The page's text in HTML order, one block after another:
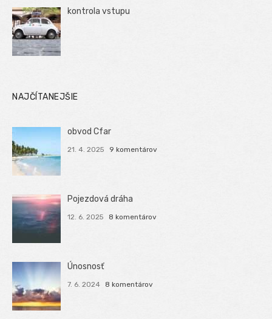
kontrola vstupu
NAJČÍTANEJŠIE
obvod Cfar
21. 4. 2025 9 komentárov
Pojezdová dráha
12. 6. 2025 8 komentárov
Únosnosť
7. 6. 2024 8 komentárov